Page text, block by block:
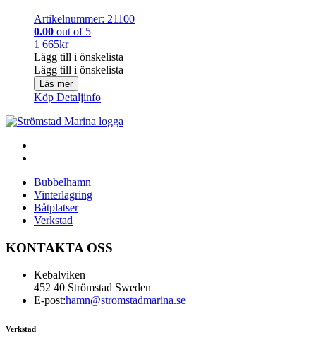
Artikelnummer: 21100
0.00 out of 5
1 665kr
Lägg till i önskelista
Lägg till i önskelista
Läs mer
Köp Detaljinfo
Bubbelhamn
Vinterlagring
Båtplatser
Verkstad
KONTAKTA OSS
Kebalviken
452 40 Strömstad Sweden
E-post:hamn@stromstadmarina.se
Verkstad